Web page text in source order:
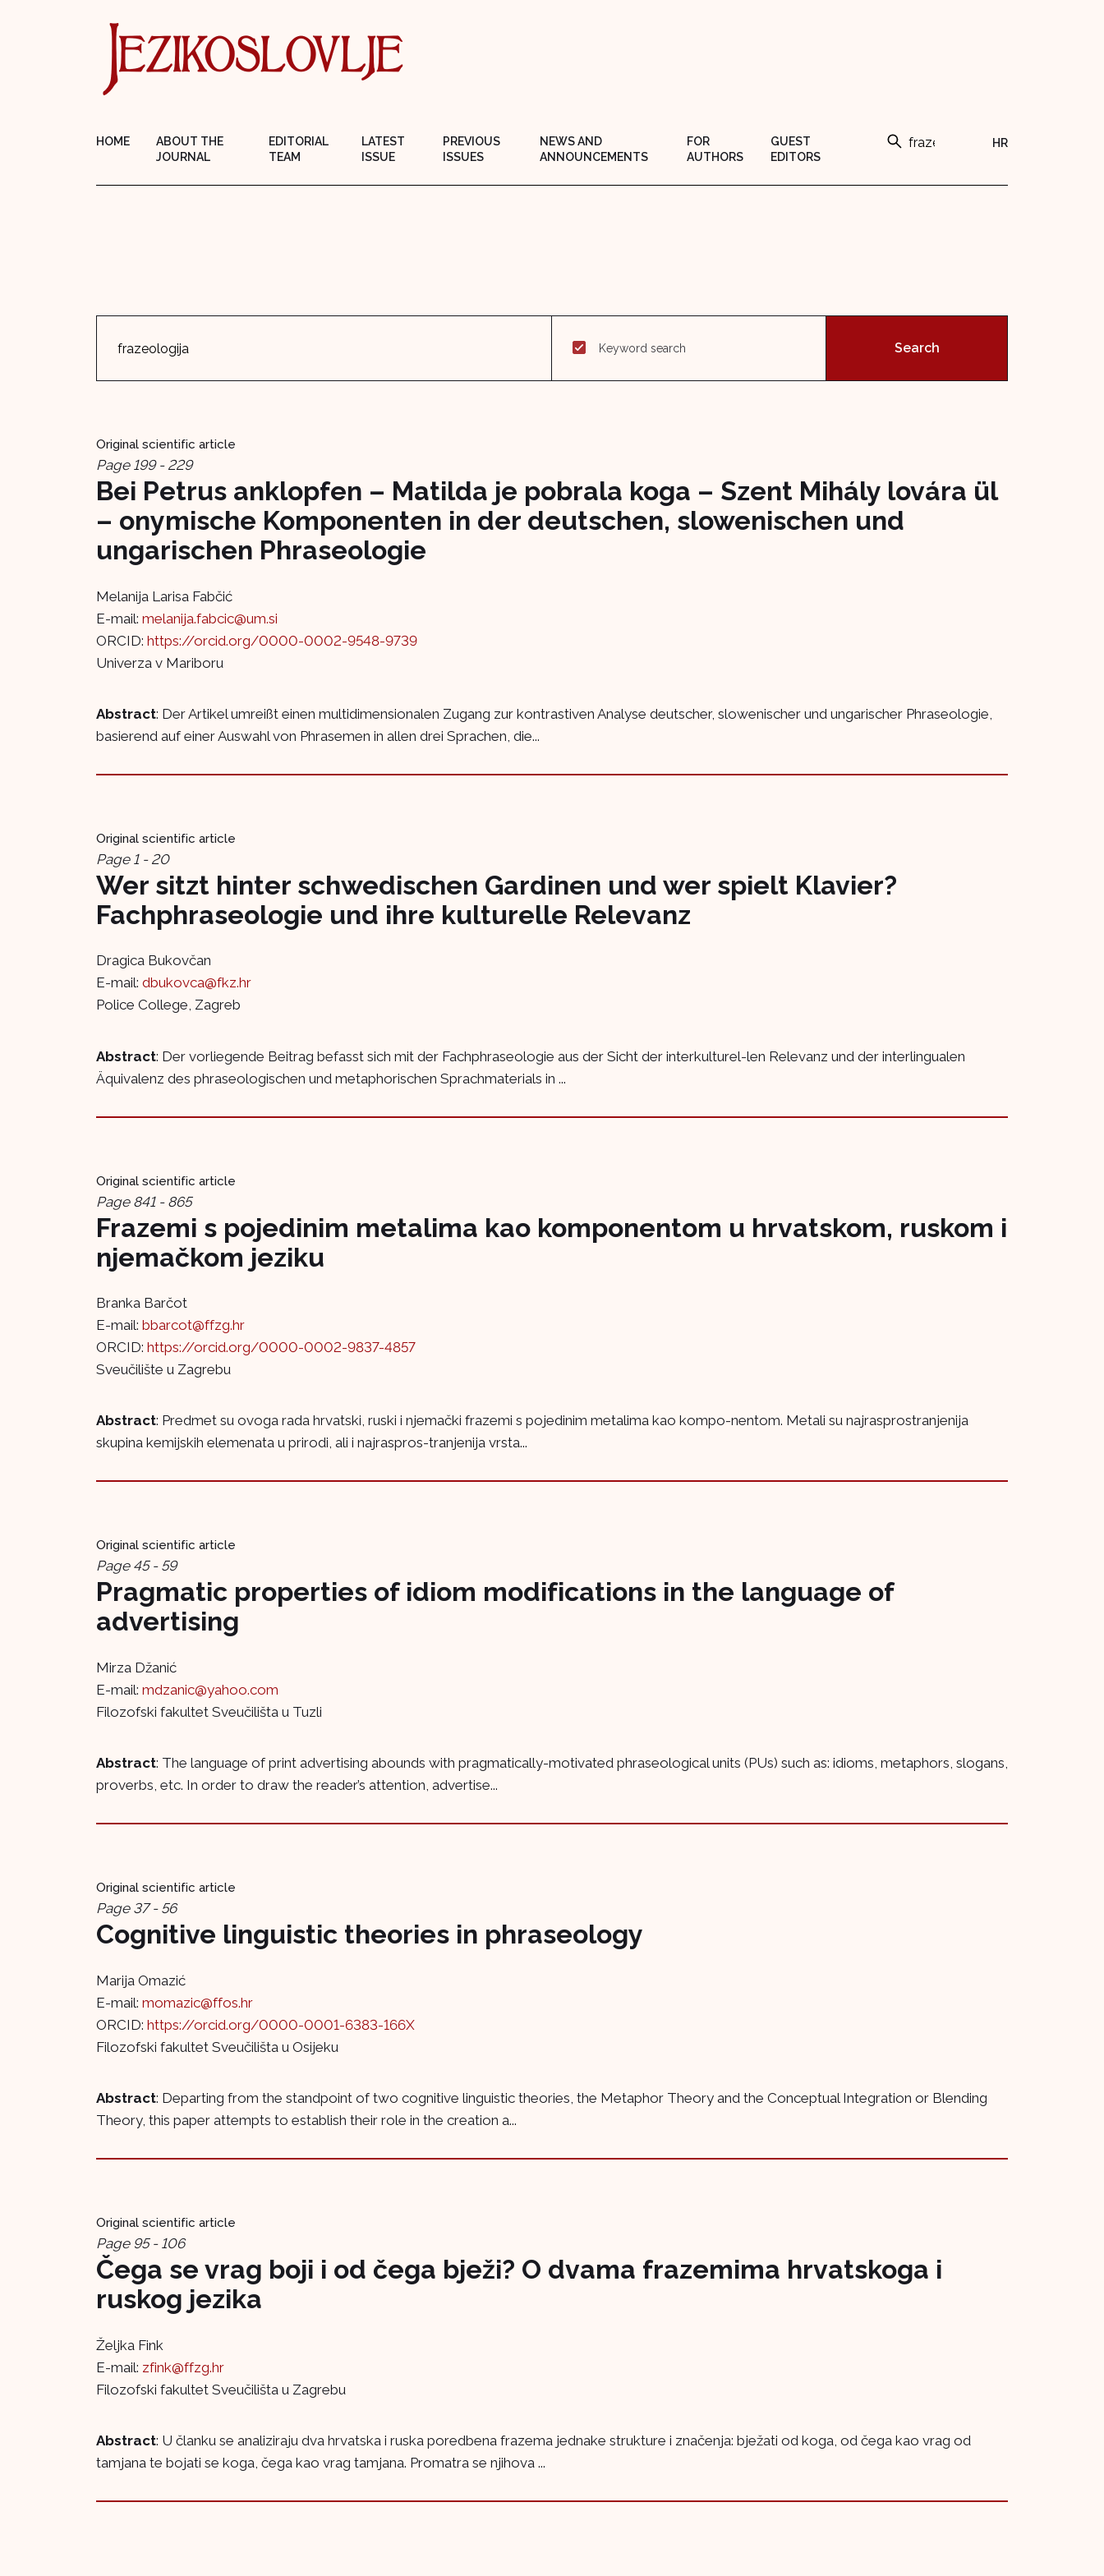
HOME
ABOUT THE
JOURNAL
EDITORIAL
TEAM
LATEST
ISSUE
PREVIOUS
ISSUES
NEWS AND
ANNOUNCEMENTS
FOR
AUTHORS
GUEST
EDITORS
HR
Keyword search
Original scientific article
Page 199 - 229
Bei Petrus anklopfen – Matilda je pobrala koga – Szent Mihály lovára ül
– onymische Komponenten in der deutschen, slowenischen und
ungarischen Phraseologie
Melanija Larisa Fabčić
E-mail: melanija.fabcic@um.si
ORCID: https://orcid.org/0000-0002-9548-9739
Univerza v Mariboru
Abstract: Der Artikel umreißt einen multidimensionalen Zugang zur kontrastiven Analyse deutscher, slowenischer und ungarischer Phraseologie,
basierend auf einer Auswahl von Phrasemen in allen drei Sprachen, die...
Original scientific article
Page 1 - 20
Wer sitzt hinter schwedischen Gardinen und wer spielt Klavier?
Fachphraseologie und ihre kulturelle Relevanz
Dragica Bukovčan
E-mail: dbukovca@fkz.hr
Police College, Zagreb
Abstract: Der vorliegende Beitrag befasst sich mit der Fachphraseologie aus der Sicht der interkulturel-len Relevanz und der interlingualen
Äquivalenz des phraseologischen und metaphorischen Sprachmaterials in ...
Original scientific article
Page 841 - 865
Frazemi s pojedinim metalima kao komponentom u hrvatskom, ruskom i
njemačkom jeziku
Branka Barčot
E-mail: bbarcot@ffzg.hr
ORCID: https://orcid.org/0000-0002-9837-4857
Sveučilište u Zagrebu
Abstract: Predmet su ovoga rada hrvatski, ruski i njemački frazemi s pojedinim metalima kao kompo-nentom. Metali su najrasprostranjenija
skupina kemijskih elemenata u prirodi, ali i najraspros-tranjenija vrsta...
Original scientific article
Page 45 - 59
Pragmatic properties of idiom modifications in the language of
advertising
Mirza Džanić
E-mail: mdzanic@yahoo.com
Filozofski fakultet Sveučilišta u Tuzli
Abstract: The language of print advertising abounds with pragmatically-motivated phraseological units (PUs) such as: idioms, metaphors, slogans,
proverbs, etc. In order to draw the reader’s attention, advertise...
Original scientific article
Page 37 - 56
Cognitive linguistic theories in phraseology
Marija Omazić
E-mail: momazic@ffos.hr
ORCID: https://orcid.org/0000-0001-6383-166X
Filozofski fakultet Sveučilišta u Osijeku
Abstract: Departing from the standpoint of two cognitive linguistic theories, the Metaphor Theory and the Conceptual Integration or Blending
Theory, this paper attempts to establish their role in the creation a...
Original scientific article
Page 95 - 106
Čega se vrag boji i od čega bježi? O dvama frazemima hrvatskoga i
ruskog jezika
Željka Fink
E-mail: zfink@ffzg.hr
Filozofski fakultet Sveučilišta u Zagrebu
Abstract: U članku se analiziraju dva hrvatska i ruska poredbena frazema jednake strukture i značenja: bježati od koga, od čega kao vrag od
tamjana te bojati se koga, čega kao vrag tamjana. Promatra se njihova ...